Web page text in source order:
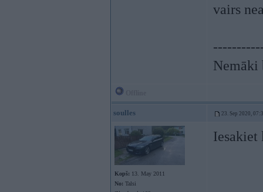
vairs
Nemāki
soulles 23. Sep 2020,
Kopš: 13. May 2011
No: Talsi
Iesakiet